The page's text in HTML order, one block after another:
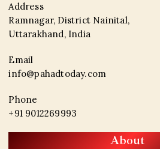
Address
Ramnagar, District Nainital,
Uttarakhand, India
Email
info@pahadtoday.com
Phone
+91 9012269993
About